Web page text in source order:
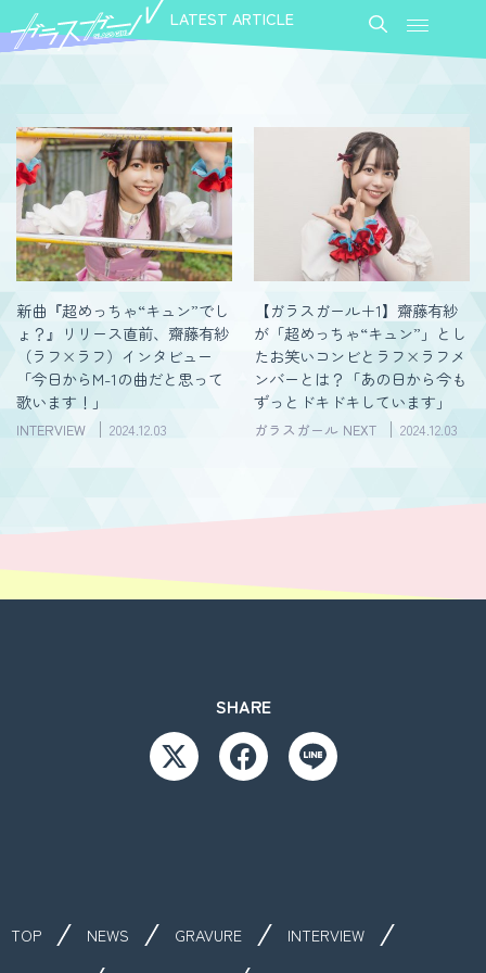
LATEST ARTICLE
新曲『超めっちゃ“キュン”でし
ょ？』リリース直前、齋藤有紗
（ラフ×ラフ）インタビュー
「今日からM-1の曲だと思って
歌います！」
INTERVIEW 2024.12.03
【ガラスガール＋1】齋藤有紗
が「超めっちゃ“キュン”」とし
たお笑いコンビとラフ×ラフメ
ンバーとは？「あの日から今も
ずっとドキドキしています」
ガラスガール NEXT 2024.12.03
SHARE
TOP NEWS GRAVURE
INTERVIEW